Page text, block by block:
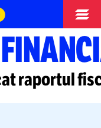
raportul